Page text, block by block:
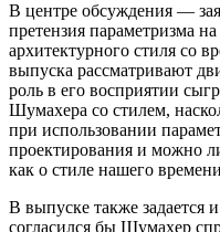
В центре обсуждения —
претензия параметризма
архитектурного стиля со
выпуска рассматривают
роль в его восприятии
Шумахера со стилем,
при использовании
проектирования и можно
как о стиле нашего
В выпуске также задается
согласился бы Шумахер